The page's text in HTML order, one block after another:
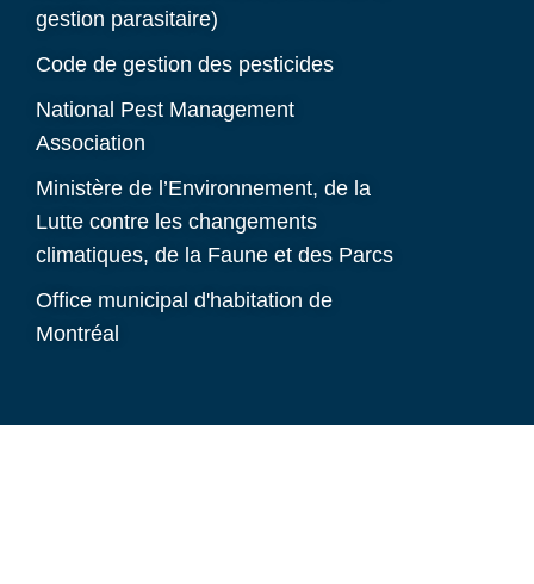
gestion parasitaire)
Code de gestion des pesticides
National Pest Management
Association
Ministère de l’Environnement, de la
Lutte contre les changements
climatiques, de la Faune et des Parcs
Office municipal d'habitation de
Montréal